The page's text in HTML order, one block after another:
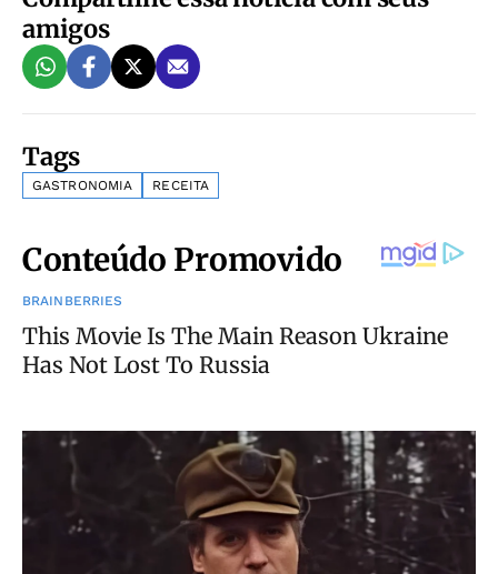
amigos
Tags
GASTRONOMIA RECEITA